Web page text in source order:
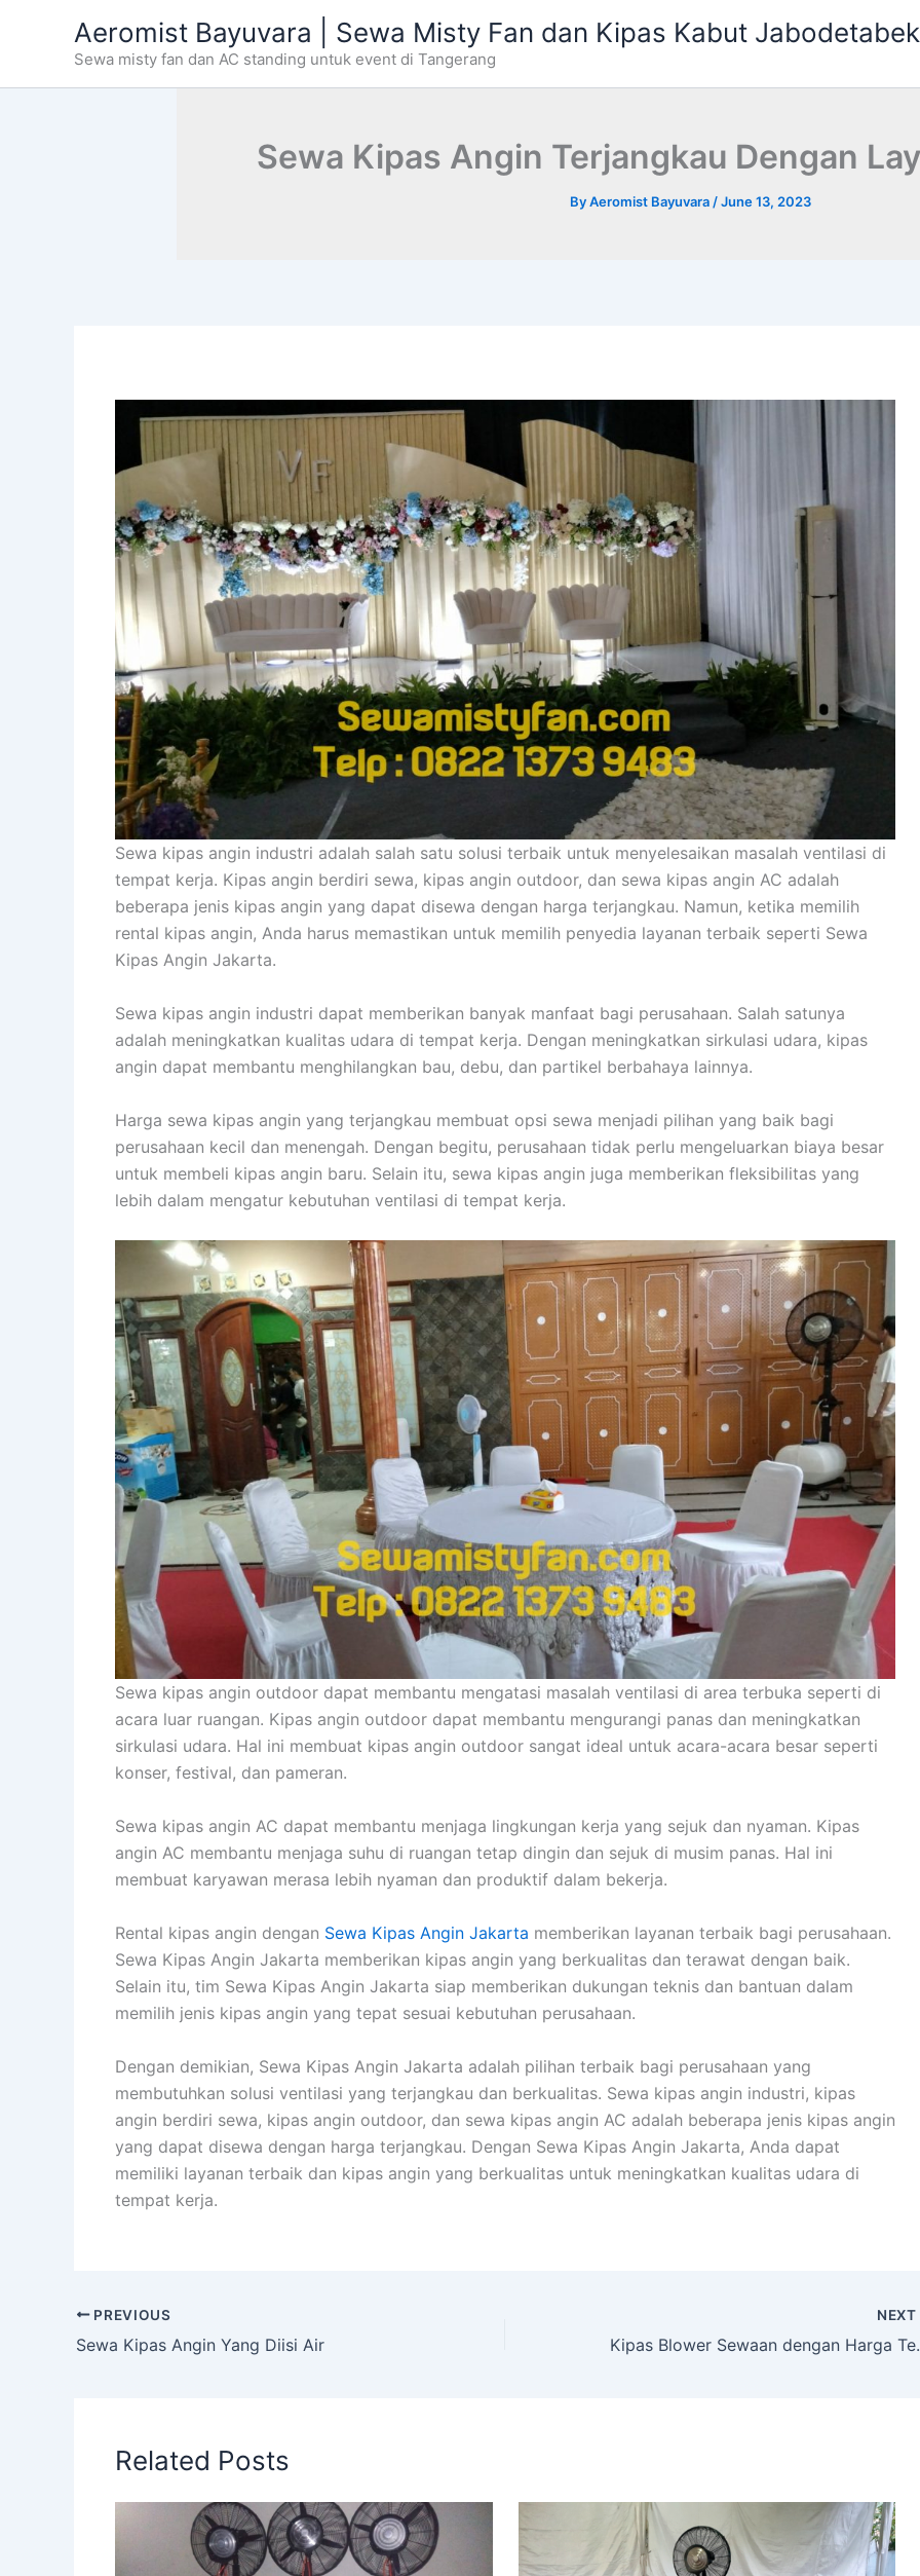
Aeromist Bayuvara | Sewa Misty Fan dan Kipas Kabut Jabodetabek
Sewa misty fan dan AC standing untuk event di Tangerang
Sewa Kipas Angin Terjangkau Dengan
ByAeromist Bayuvara /June 13, 2023
Sewa kipas angin industri adalah salah satu solusi terbaik untuk menyelesaikan masalah ventilasi di
tempat kerja. Kipas angin berdiri sewa, kipas angin outdoor, dan sewa kipas angin AC adalah
beberapa jenis kipas angin yang dapat disewa dengan harga terjangkau. Namun, ketika memilih
rental kipas angin, Anda harus memastikan untuk memilih penyedia layanan terbaik seperti Sewa
Kipas Angin Jakarta.
Sewa kipas angin industri dapat memberikan banyak manfaat bagi perusahaan. Salah satunya
adalah meningkatkan kualitas udara di tempat kerja. Dengan meningkatkan sirkulasi udara, kipas
angin dapat membantu menghilangkan bau, debu, dan partikel berbahaya lainnya.
Harga sewa kipas angin yang terjangkau membuat opsi sewa menjadi pilihan yang baik bagi
perusahaan kecil dan menengah. Dengan begitu, perusahaan tidak perlu mengeluarkan biaya besar
untuk membeli kipas angin baru. Selain itu, sewa kipas angin juga memberikan fleksibilitas yang
lebih dalam mengatur kebutuhan ventilasi di tempat kerja.
Sewa kipas angin outdoor dapat membantu mengatasi masalah ventilasi di area terbuka seperti di
acara luar ruangan. Kipas angin outdoor dapat membantu mengurangi panas dan meningkatkan
sirkulasi udara. Hal ini membuat kipas angin outdoor sangat ideal untuk acara-acara besar seperti
konser, festival, dan pameran.
Sewa kipas angin AC dapat membantu menjaga lingkungan kerja yang sejuk dan nyaman. Kipas
angin AC membantu menjaga suhu di ruangan tetap dingin dan sejuk di musim panas. Hal ini
membuat karyawan merasa lebih nyaman dan produktif dalam bekerja.
Rental kipas angin dengan Sewa Kipas Angin Jakarta memberikan layanan terbaik bagi perusahaan.
Sewa Kipas Angin Jakarta memberikan kipas angin yang berkualitas dan terawat dengan baik.
Selain itu, tim Sewa Kipas Angin Jakarta siap memberikan dukungan teknis dan bantuan dalam
memilih jenis kipas angin yang tepat sesuai kebutuhan perusahaan.
Dengan demikian, Sewa Kipas Angin Jakarta adalah pilihan terbaik bagi perusahaan yang
membutuhkan solusi ventilasi yang terjangkau dan berkualitas. Sewa kipas angin industri, kipas
angin berdiri sewa, kipas angin outdoor, dan sewa kipas angin AC adalah beberapa jenis kipas angin
yang dapat disewa dengan harga terjangkau. Dengan Sewa Kipas Angin Jakarta, Anda dapat
memiliki layanan terbaik dan kipas angin yang berkualitas untuk meningkatkan kualitas udara di
tempat kerja.
PREVIOUS
Sewa Kipas Angin Yang Diisi Air
NEXT
Kipas Blower
Related Posts